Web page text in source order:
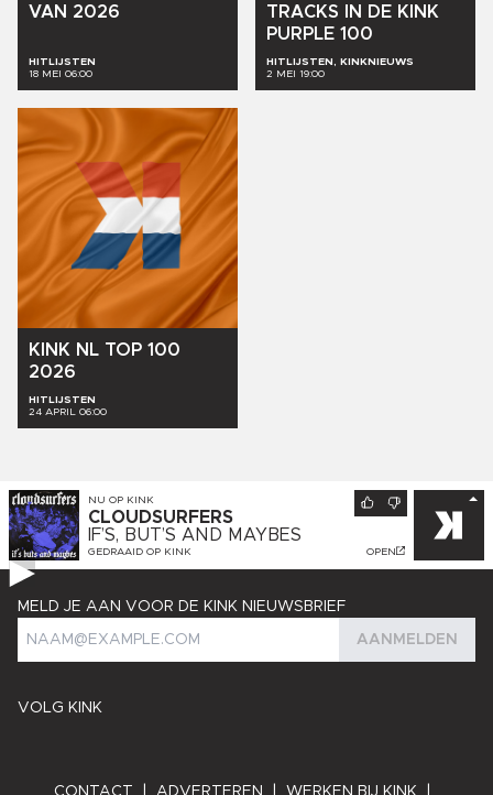
VAN 2026
HITLIJSTEN
18 MEI 06:00
TRACKS
IN DE KINK
PURPLE 100
HITLIJSTEN, KINKNIEUWS
2 MEI 19:00
KINK NL TOP 100
2026
HITLIJSTEN
24 APRIL 06:00
NU OP KINK
CLOUDSURFERS
IF’S, BUT’S AND MAYBES
GEDRAAID OP KINK OPEN
VOLG KINK
MELD JE AAN VOOR DE KINK NIEUWSBRIEF
AANMELDEN
CONTACT ADVERTEREN WERKEN BIJ KINK